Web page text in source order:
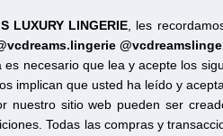
LUXURY LINGERIE , les
necesario que lea y acepte los
implican que usted ha leído y
nuestro sitio web pueden ser
Todas las compras y